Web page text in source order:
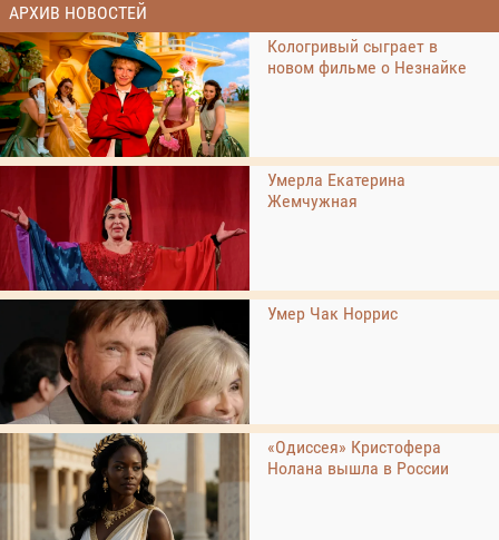
АРХИВ НОВОСТЕЙ
Кологривый сыграет в
новом фильме о Незнайке
Умерла Екатерина
Жемчужная
Умер Чак Норрис
«Одиссея» Кристофера
Нолана вышла в России